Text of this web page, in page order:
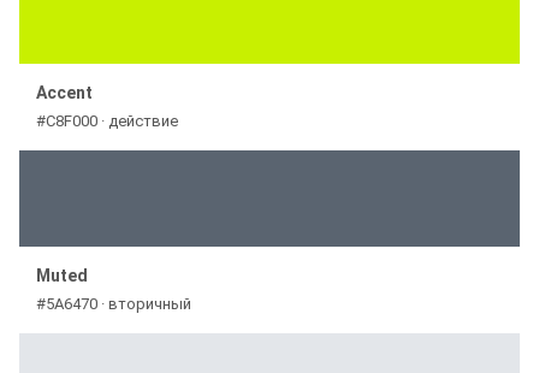
Accent
#C8F000 · действие
Muted
#5A6470 · вторичный